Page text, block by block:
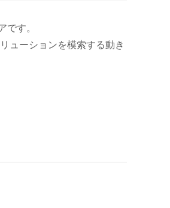
です。
ューションを模索する動き